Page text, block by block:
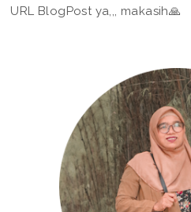
URL BlogPost ya,,, makasih🙏